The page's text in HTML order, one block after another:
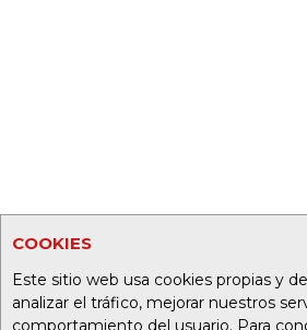
COOKIES
Este sitio web usa cookies propias y
analizar el tráfico, mejorar nuestros
comportamiento del usuario. Para